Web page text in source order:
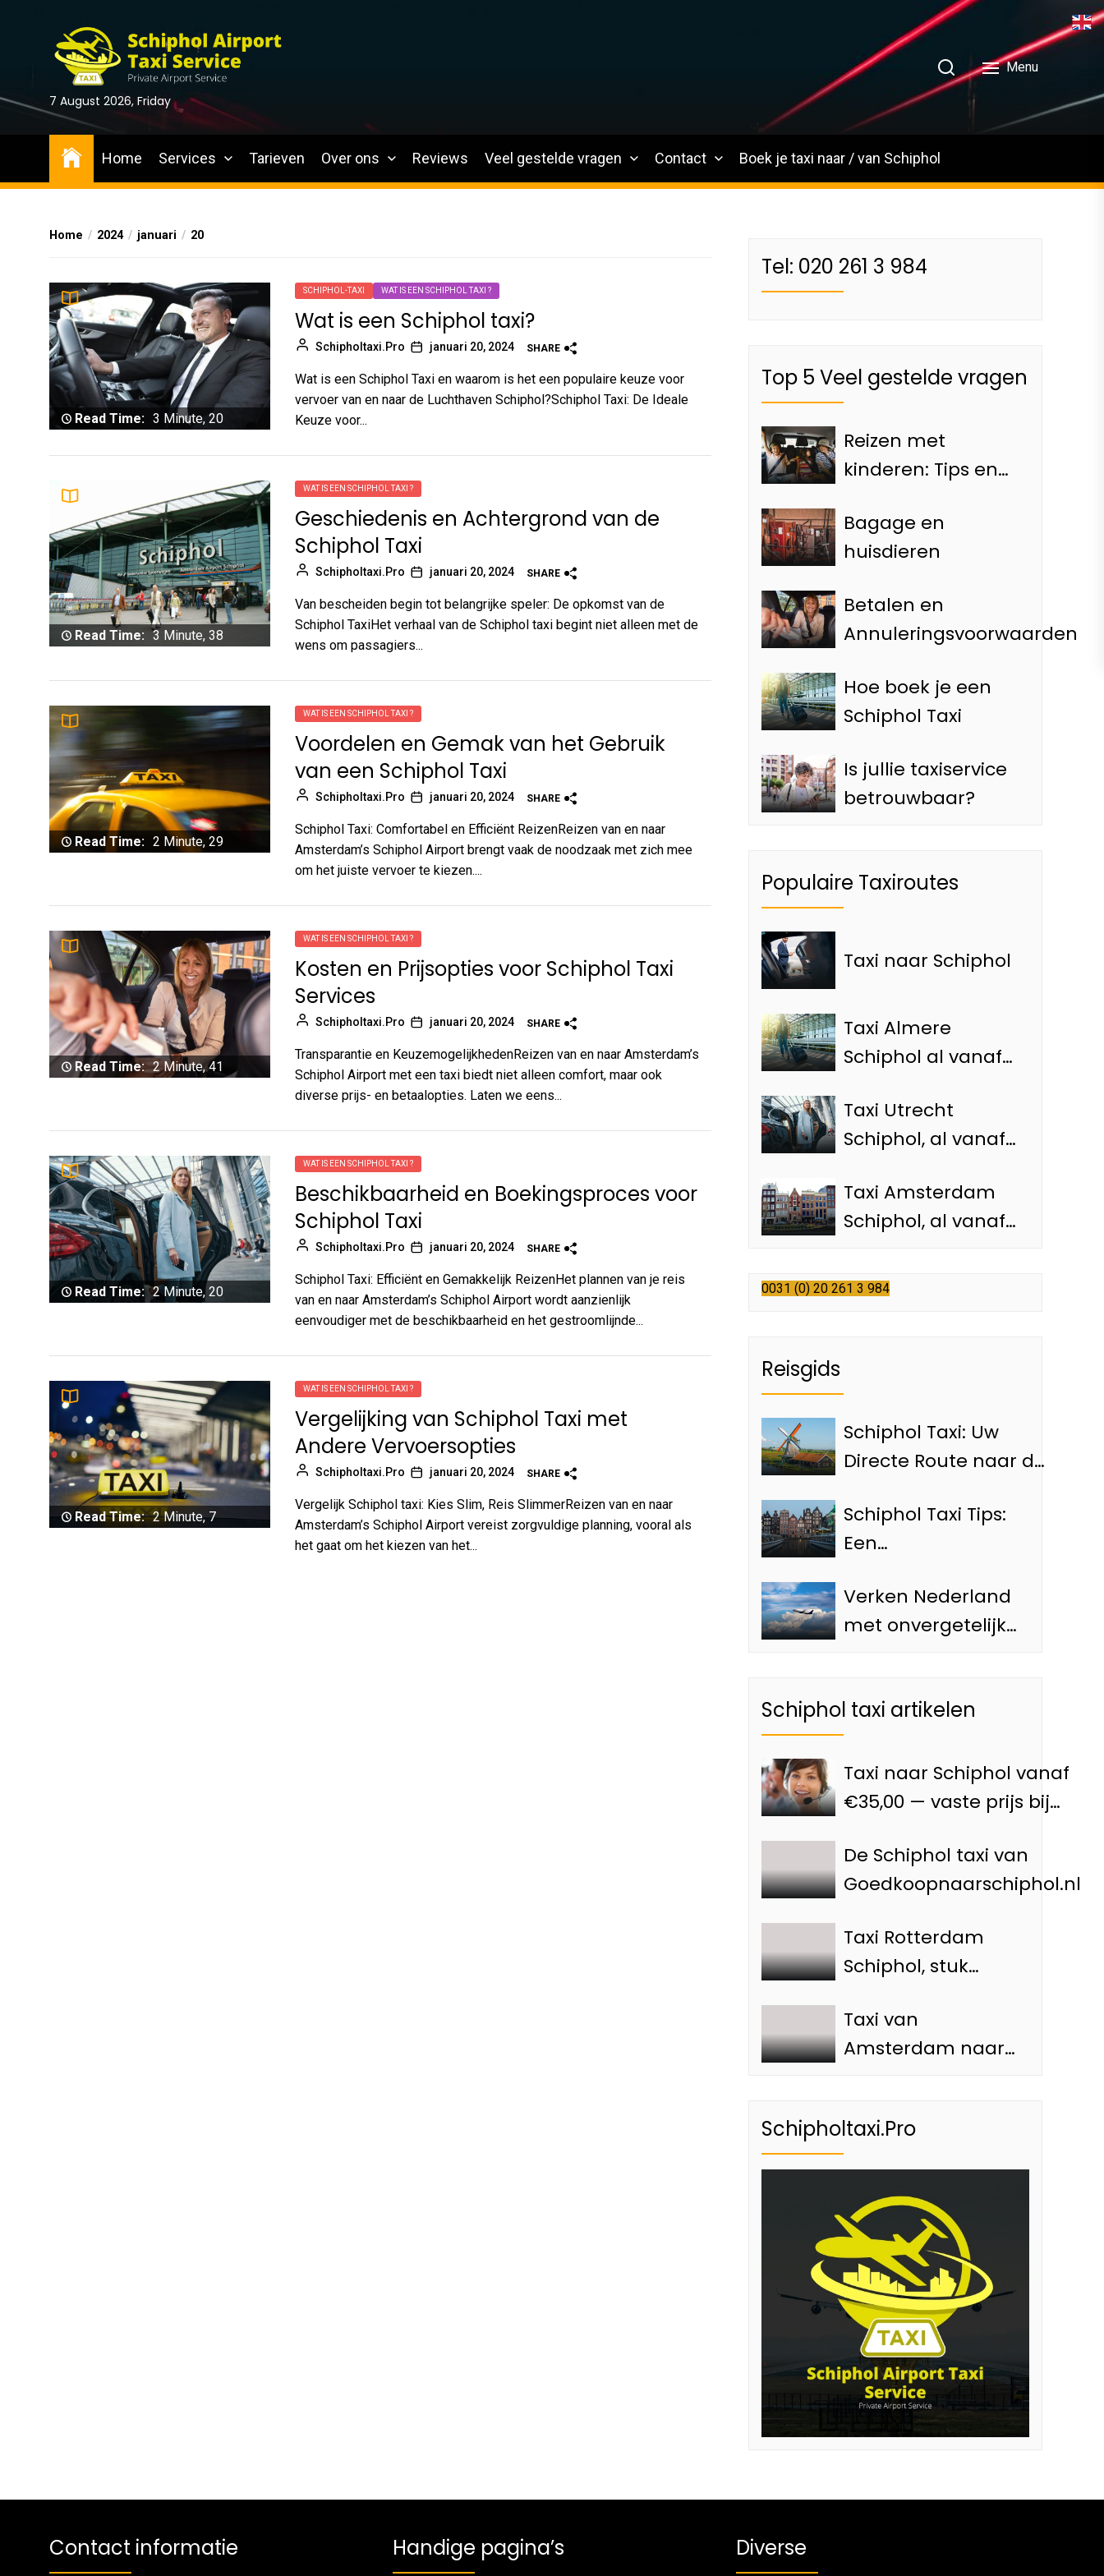
7 August 2026, Friday
Menu
Home Services Tarieven Over ons Reviews Veel gestelde vragen Contact Boek je taxi naar / van Schiphol
Home 2024 januari 20
Read Time: 3 Minute, 20
SCHIPHOL-TAXI WAT IS EEN SCHIPHOL TAXI ?
Wat is een Schiphol taxi?
Schipholtaxi.Pro januari 20, 2024 SHARE
Wat is een Schiphol Taxi en waarom is het een populaire keuze voor
vervoer van en naar de Luchthaven Schiphol?Schiphol Taxi: De Ideale
Keuze voor...
Read Time: 3 Minute, 38
WAT IS EEN SCHIPHOL TAXI ?
Geschiedenis en Achtergrond van de
Schiphol Taxi
Schipholtaxi.Pro januari 20, 2024 SHARE
Van bescheiden begin tot belangrijke speler: De opkomst van de
Schiphol TaxiHet verhaal van de Schiphol taxi begint niet alleen met de
wens om passagiers...
Read Time: 2 Minute, 29
WAT IS EEN SCHIPHOL TAXI ?
Voordelen en Gemak van het Gebruik
van een Schiphol Taxi
Schipholtaxi.Pro januari 20, 2024 SHARE
Schiphol Taxi: Comfortabel en Efficiënt ReizenReizen van en naar
Amsterdam’s Schiphol Airport brengt vaak de noodzaak met zich mee
om het juiste vervoer te kiezen....
Read Time: 2 Minute, 41
WAT IS EEN SCHIPHOL TAXI ?
Kosten en Prijsopties voor Schiphol Taxi
Services
Schipholtaxi.Pro januari 20, 2024 SHARE
Transparantie en KeuzemogelijkhedenReizen van en naar Amsterdam’s
Schiphol Airport met een taxi biedt niet alleen comfort, maar ook
diverse prijs- en betaalopties. Laten we eens...
Read Time: 2 Minute, 20
WAT IS EEN SCHIPHOL TAXI ?
Beschikbaarheid en Boekingsproces voor
Schiphol Taxi
Schipholtaxi.Pro januari 20, 2024 SHARE
Schiphol Taxi: Efficiënt en Gemakkelijk ReizenHet plannen van je reis
van en naar Amsterdam’s Schiphol Airport wordt aanzienlijk
eenvoudiger met de beschikbaarheid en het gestroomlijnde...
Read Time: 2 Minute, 7
WAT IS EEN SCHIPHOL TAXI ?
Vergelijking van Schiphol Taxi met
Andere Vervoersopties
Schipholtaxi.Pro januari 20, 2024 SHARE
Vergelijk Schiphol taxi: Kies Slim, Reis SlimmerReizen van en naar
Amsterdam’s Schiphol Airport vereist zorgvuldige planning, vooral als
het gaat om het kiezen van het...
Tel: 020 261 3 984
Top 5 Veel gestelde vragen
Reizen met
kinderen: Tips en
Bagage en
huisdieren
Betalen en
Annuleringsvoorwaarden
Hoe boek je een
Schiphol Taxi
Is jullie taxiservice
betrouwbaar?
Populaire Taxiroutes
Taxi naar Schiphol
Taxi Almere
Schiphol al vanaf
Schiphol taxi
Taxi Utrecht
Schiphol, al vanaf
luchthaven
Taxi Amsterdam
Schiphol, al vanaf
officiële Schiphol
0031 (0) 20 261 3 984
Reisgids
Schiphol Taxi: Uw
Directe Route naar de
Bezienswaardigheden
van Amsterdam
Schiphol Taxi Tips:
Een
langs de Top 4
Attracties van
Verken Nederland
met onvergetelijke
onze Schiphol taxi
Schiphol taxi artikelen
Taxi naar Schiphol vanaf
€35,00 — vaste prijs bij
De Schiphol taxi van
Goedkoopnaarschiphol.nl
Taxi Rotterdam
Schiphol, stuk
je voorkomt dat je
teveel betaalt
Taxi van
Amsterdam naar
Schipholtaxi.Pro
Contact informatie Handige pagina’s Diverse